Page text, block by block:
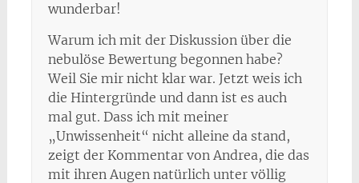
wunderbar!
Warum ich mit der Diskussion über die
nebulöse Bewertung begonnen habe?
Weil Sie mir nicht klar war. Jetzt weis ich
die Hintergründe und dann ist es auch
mal gut. Dass ich mit meiner
„Unwissenheit“ nicht alleine da stand,
zeigt der Kommentar von Andrea, die das
mit ihren Augen natürlich unter völlig